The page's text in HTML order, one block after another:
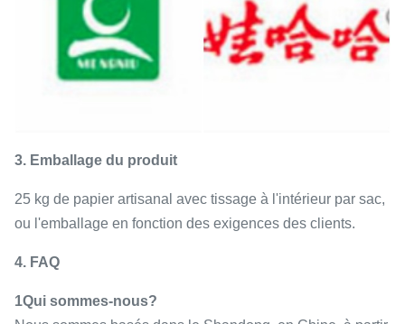
3. Emballage du produit
25 kg de papier artisanal avec tissage à l'intérieur par sac,
ou l'emballage en fonction des exigences des clients.
4. FAQ
1Qui sommes-nous?